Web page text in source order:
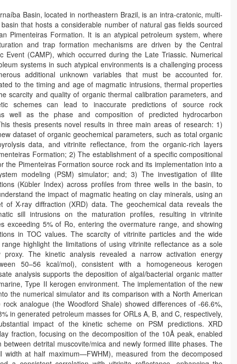
Basin, located in northeastern Brazil, is an intra-cratonic, multi-
that hosts a considerable number of natural gas fields sourced
Pimenteiras Formation. It is an atypical petroleum system, where
and trap formation mechanisms are driven by the Central
Event (CAMP), which occurred during the Late Triassic. Numerical
systems in such atypical environments is a challenging process
additional unknown variables that must be accounted for.
to the timing and age of magmatic intrusions, thermal properties
scarcity and quality of organic thermal calibration parameters, and
schemes can lead to inaccurate predictions of source rock
well as the phase and composition of predicted hydrocarbon
thesis presents novel results in three main areas of research: 1)
dataset of organic geochemical parameters, such as total organic
data, and vitrinite reflectance, from the organic-rich layers
Formation; 2) The establishment of a specific compositional
the Pimenteiras Formation source rock and its implementation into a
modeling (PSM) simulator; and; 3) The investigation of illite
(Kübler Index) across profiles from three wells in the basin, to
the impact of magmatic heating on clay minerals, using an
of X-ray diffraction (XRD) data. The geochemical data reveals the
sill intrusions on the maturation profiles, resulting in vitrinite
exceeding 5% of Ro, entering the overmature range, and showing
in TOC values. The scarcity of vitrinite particles and the wide
highlight the limitations of using vitrinite reflectance as a sole
proxy. The kinetic analysis revealed a narrow activation energy
50–56 kcal/mol), consistent with a homogeneous kerogen
analysis supports the deposition of algal/bacterial organic matter
Type II kerogen environment. The implementation of the new
the numerical simulator and its comparison with a North American
rock analogue (the Woodford Shale) showed differences of -66.6%,
in generated petroleum masses for ORLs A, B, and C, respectively,
impact of the kinetic scheme on PSM predictions. XRD
fraction, focusing on the decomposition of the 10Å peak, enabled
between detrital muscovite/mica and newly formed illite phases. The
width at half maximum—FWHM), measured from the decomposed